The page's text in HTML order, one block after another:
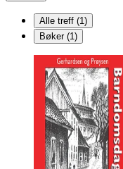
Alle treff (1)
Bøker (1)